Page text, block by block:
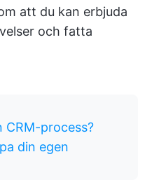
att du kan erbjuda
och fatta
CRM-process?
din egen